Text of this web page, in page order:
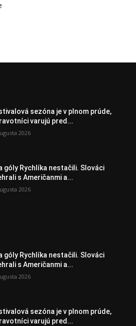
sezóna je v plnom prúde,
varujú pred...
2026
góly Rychlíka nestačili. Slováci
s Američanmi a...
2026
góly Rychlíka nestačili. Slováci
s Američanmi a...
2026
sezóna je v plnom prúde,
varujú pred...